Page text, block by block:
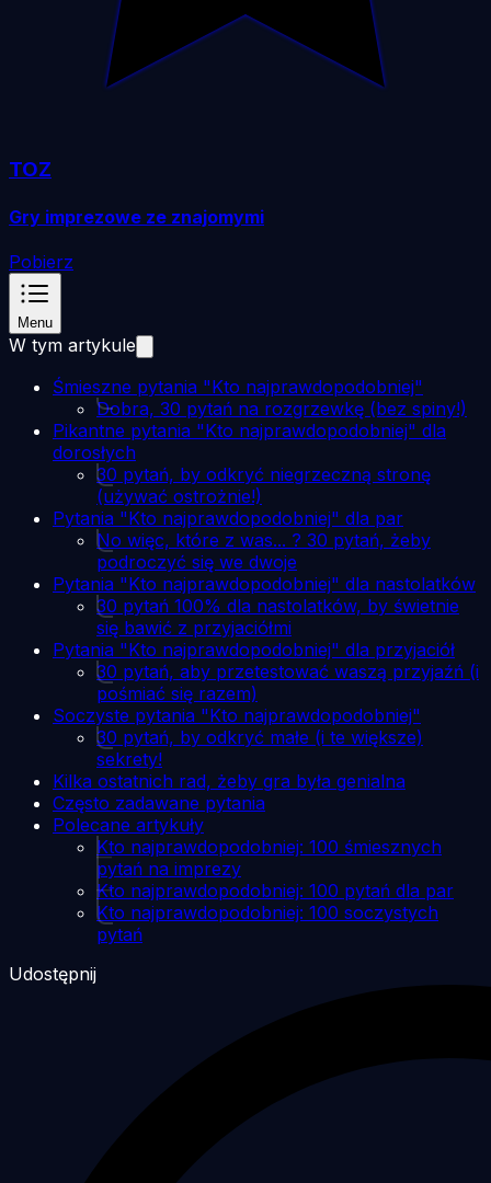
TOZ
Gry imprezowe ze znajomymi
Pobierz
Menu
W tym artykule
Śmieszne pytania "Kto najprawdopodobniej"
Dobra, 30 pytań na rozgrzewkę (bez spiny!)
Pikantne pytania "Kto najprawdopodobniej" dla
dorosłych
30 pytań, by odkryć niegrzeczną stronę
(używać ostrożnie!)
Pytania "Kto najprawdopodobniej" dla par
No więc, które z was... ? 30 pytań, żeby
podroczyć się we dwoje
Pytania "Kto najprawdopodobniej" dla nastolatków
30 pytań 100% dla nastolatków, by świetnie
się bawić z przyjaciółmi
Pytania "Kto najprawdopodobniej" dla przyjaciół
30 pytań, aby przetestować waszą przyjaźń (i
pośmiać się razem)
Soczyste pytania "Kto najprawdopodobniej"
30 pytań, by odkryć małe (i te większe)
sekrety!
Kilka ostatnich rad, żeby gra była genialna
Często zadawane pytania
Polecane artykuły
Kto najprawdopodobniej: 100 śmiesznych
pytań na imprezy
Kto najprawdopodobniej: 100 pytań dla par
Kto najprawdopodobniej: 100 soczystych
pytań
Udostępnij